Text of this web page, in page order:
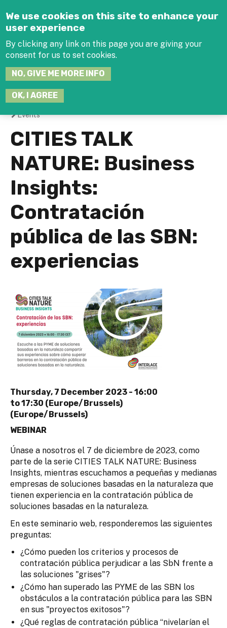
We use cookies on this site to enhance your
user experience
By clicking any link on this page you are giving your
consent for us to set cookies.
NO, GIVE ME MORE INFO
OK, I AGREE
You
are
here
Events
CITIES TALK
NATURE: Business
Insights:
Contratación
pública de las SBN:
experiencias
Thursday, 7 December 2023 - 16:00
to17:30 (Europe/Brussels)
(Europe/Brussels)
WEBINAR
Únase a nosotros el 7 de diciembre de 2023, como
parte de la serie CITIES TALK NATURE: Business
Insights, mientras escuchamos a pequeñas y medianas
empresas de soluciones basadas en la naturaleza que
tienen experiencia en la contratación pública de
soluciones basadas en la naturaleza.
En este seminario web, responderemos las siguientes
preguntas:
¿Cómo pueden los criterios y procesos de
contratación pública perjudicar a las SbN frente a
las soluciones "grises"?
¿Cómo han superado las PYME de las SBN los
obstáculos a la contratación pública para las SBN
en sus "proyectos exitosos"?
¿Qué reglas de contratación pública “nivelarían el